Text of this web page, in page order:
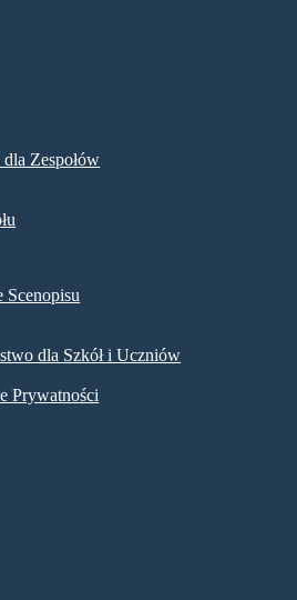
dla Zespołów
dla Szkół i Uczniów
Prywatności